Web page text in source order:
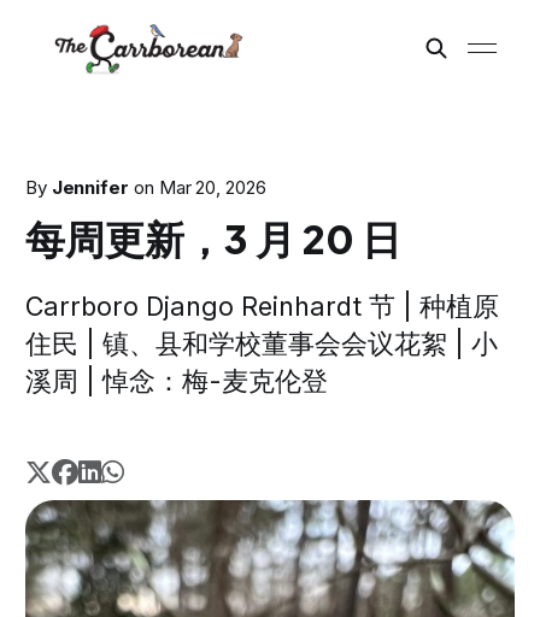
By Jennifer on Mar 20, 2026
每周更新，3 月 20 日
Carrboro Django Reinhardt 节 | 种植原
住民 | 镇、县和学校董事会会议花絮 | 小
溪周 | 悼念：梅-麦克伦登